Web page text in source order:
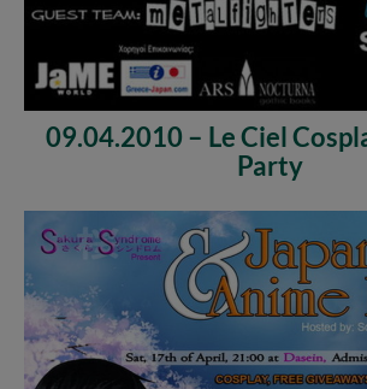
09.04.2010 – Le Ciel
Party